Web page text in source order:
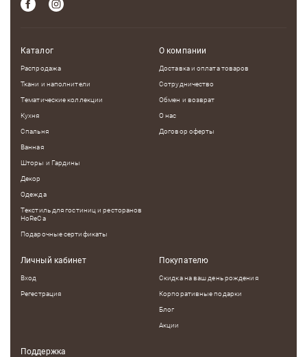
Каталог
Распродажа
Ткани и наполнители
Тематические коллекции
Кухня
Спальня
Ванная
Шторы и Гардины
Декор
Одежда
Текстиль для гостиниц и ресторанов
HoReCa
Подарочные сертификаты
О компании
Доставка и оплата товаров
Сотрудничество
Обмен и возврат
О нас
Договор оферты
Личный кабинет
Вход
Регестрация
Покупателю
Скидка на ваш день рождения
Корпоративные подарки
Блог
Акции
Поддержка